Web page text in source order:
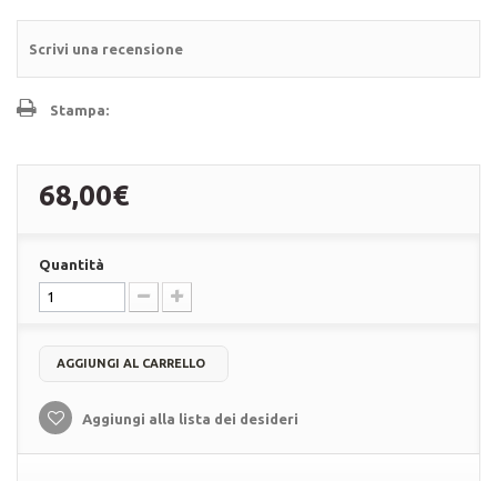
Scrivi una recensione
Stampa:
68,00€
Quantità
AGGIUNGI AL CARRELLO
Aggiungi alla lista dei desideri